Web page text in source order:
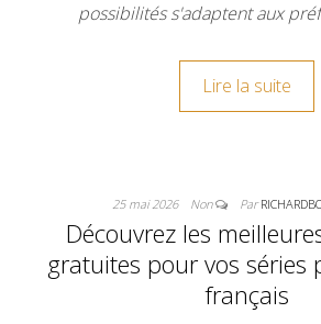
possibilités s'adaptent aux
Lire la suite
25 mai 2026 Non Par
Découvrez les
gratuites pour vos séries
français